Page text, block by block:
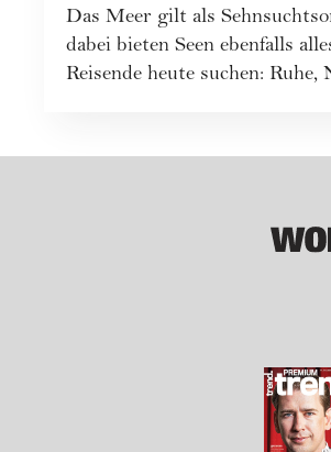
Das Meer gilt als
dabei bieten Seen ebenfalls
Reisende heute suchen: Ruhe,